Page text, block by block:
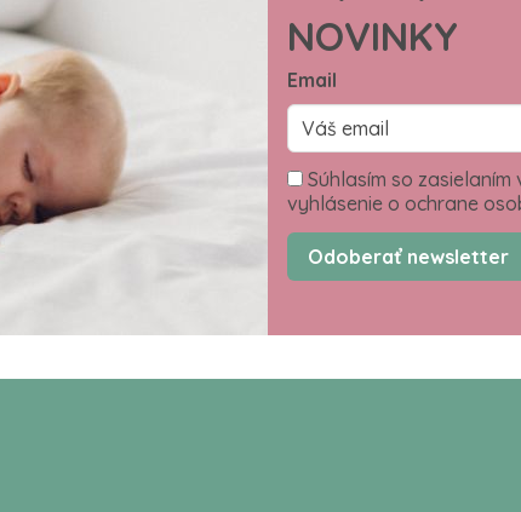
NOVINKY
Email
Súhlasím so
vyhlásenie o ochrane
Odoberať newsletter